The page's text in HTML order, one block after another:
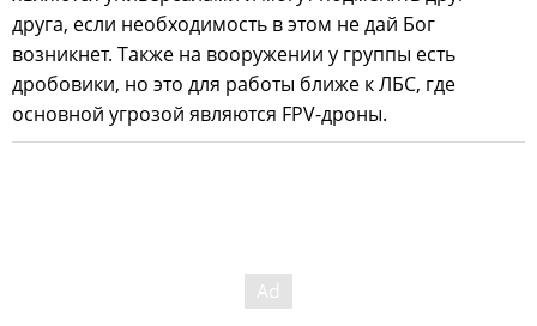
друга, если необходимость в этом не дай Бог
возникнет. Также на вооружении у группы есть
дробовики, но это для работы ближе к ЛБС, где
основной угрозой являются FPV-дроны.